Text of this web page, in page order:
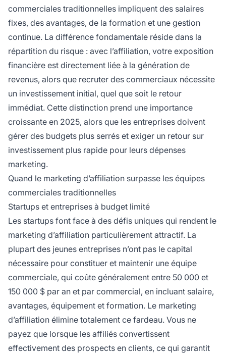
commerciales traditionnelles impliquent des salaires
fixes, des avantages, de la formation et une gestion
continue. La différence fondamentale réside dans la
répartition du risque : avec l’affiliation, votre exposition
financière est directement liée à la génération de
revenus, alors que recruter des commerciaux nécessite
un investissement initial, quel que soit le retour
immédiat. Cette distinction prend une importance
croissante en 2025, alors que les entreprises doivent
gérer des budgets plus serrés et exiger un retour sur
investissement plus rapide pour leurs dépenses
marketing.
Quand le marketing d’affiliation surpasse les équipes
commerciales traditionnelles
Startups et entreprises à budget limité
Les startups font face à des défis uniques qui rendent le
marketing d’affiliation particulièrement attractif. La
plupart des jeunes entreprises n’ont pas le capital
nécessaire pour constituer et maintenir une équipe
commerciale, qui coûte généralement entre 50 000 et
150 000 $ par an et par commercial, en incluant salaire,
avantages, équipement et formation. Le marketing
d’affiliation élimine totalement ce fardeau. Vous ne
payez que lorsque les affiliés convertissent
effectivement des prospects en clients, ce qui garantit